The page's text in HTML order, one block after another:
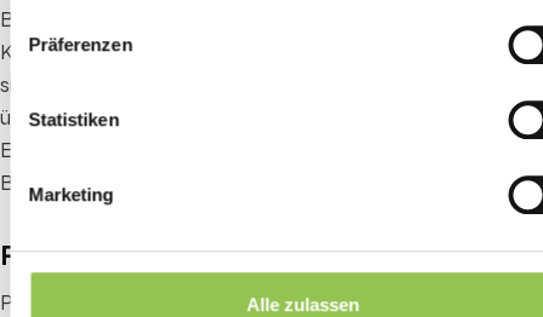
Präferenzen
Statistiken
Marketing
Alle zulassen
Breakout-Sitzungen die Veranstaltung aufwerten, ohne die
Kosten erheblich zu erhöhen. Einsparungen bei weniger
sichtbaren Posten wie gedruckten Broschüren oder
überdimensionierten Bühnenlayouts beeinträchtigen das
Erlebnis nicht, schaffen aber Ressourcen, die in wichtigere
Bereiche investiert werden können.
Partnerschaften nutzen
Partnerschaften mit Sponsoren, Lieferanten und sogar